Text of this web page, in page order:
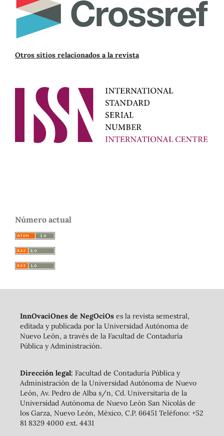
Otros sitios relacionados a la revista
Número actual
InnOvaciOnes de NegOciOses la revista semestral,
editada y publicada por la Universidad Autónoma de
Nuevo León, a través de la Facultad de Contaduría
Pública y Administración.
Dirección legal: Facultad de Contaduría Pública y
Administración de la Universidad Autónoma de Nuevo
León, Av. Pedro de Alba s/n, Cd. Universitaria de la
Universidad Autónoma de Nuevo León San Nicolás de
los Garza, Nuevo León, México, C.P. 66451 Teléfono: +52
81 8329 4000 ext. 4431